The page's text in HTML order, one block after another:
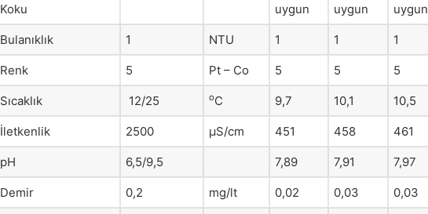
Koku uygun uygun uygun
Bulanıklık 1 NTU 1 1 1
Renk 5 Pt – Co 5 5 5
Sıcaklık 12/25 oC 9,7 10,1 10,5
İletkenlik 2500 μS/cm 451 458 461
pH 6,5/9,5 7,89 7,91 7,97
Demir 0,2 mg/lt 0,02 0,03 0,03